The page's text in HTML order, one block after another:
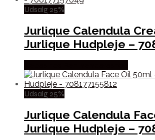
Udsalg 25%
Jurlique Calendula
Jurlique Hudpleje –
Udsalg 25%
Jurlique Calendula
Jurlique Hudpleje –